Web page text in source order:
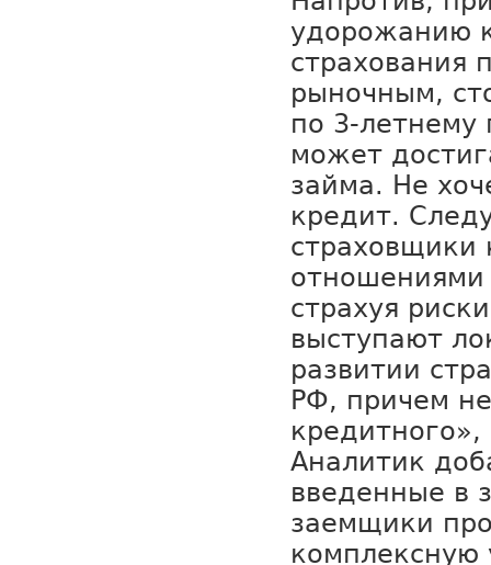
удорожанию
страхования
рыночным,
по 3-летнему
может
займа. Не
кредит.
страховщики
отношениями
страхуя
выступают
развитии
РФ, причем
Аналитик
введенные в
заемщики
комплексную